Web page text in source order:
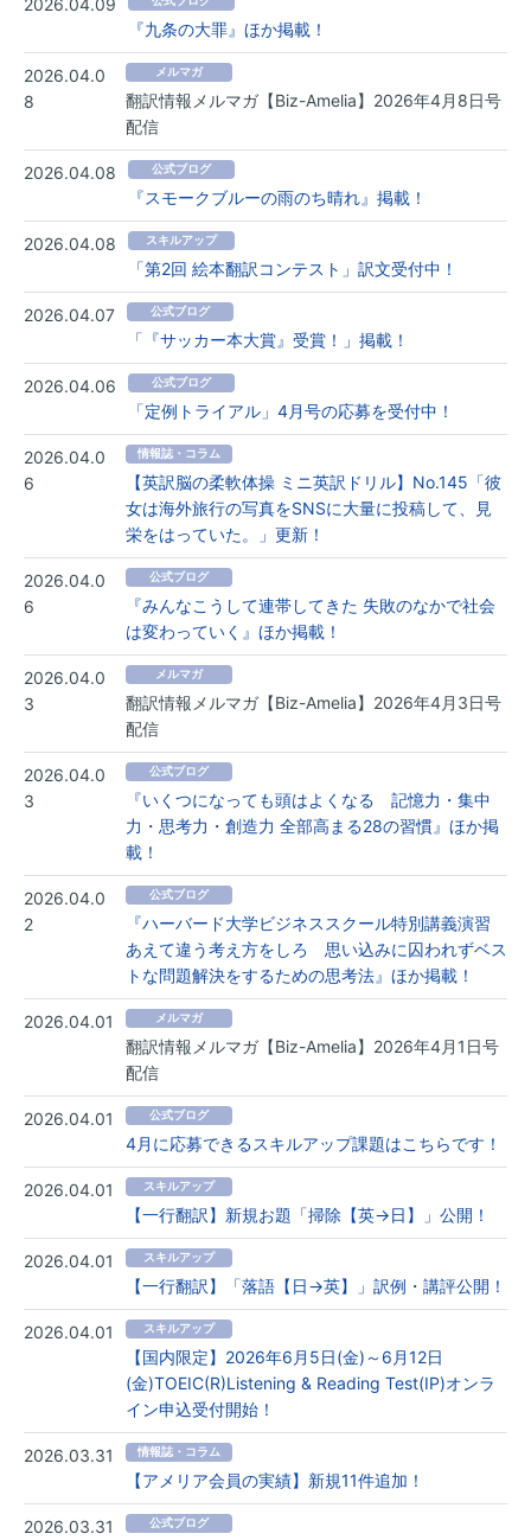
2026.04.09
『九条の大罪』ほか掲載！
2026.04.0
8
メルマガ
翻訳情報メルマガ【Biz-Amelia】2026年4月8日号
配信
2026.04.08 公式ブログ
『スモークブルーの雨のち晴れ』掲載！
2026.04.08 スキルアップ
「第2回 絵本翻訳コンテスト」訳文受付中！
2026.04.07 公式ブログ
「『サッカー本大賞』受賞！」掲載！
2026.04.06 公式ブログ
「定例トライアル」4月号の応募を受付中！
2026.04.0
6
情報誌・コラム
【英訳脳の柔軟体操 ミニ英訳ドリル】No.145「彼
女は海外旅行の写真をSNSに大量に投稿して、見
栄をはっていた。」更新！
2026.04.0
6
公式ブログ
『みんなこうして連帯してきた 失敗のなかで社会
は変わっていく』ほか掲載！
2026.04.0
3
メルマガ
翻訳情報メルマガ【Biz-Amelia】2026年4月3日号
配信
2026.04.0
3
公式ブログ
『いくつになっても頭はよくなる 記憶力・集中
力・思考力・創造力 全部高まる28の習慣』ほか掲
載！
2026.04.0
2
公式ブログ
『ハーバード大学ビジネススクール特別講義演習
あえて違う考え方をしろ 思い込みに囚われずベス
トな問題解決をするための思考法』ほか掲載！
2026.04.01 メルマガ
翻訳情報メルマガ【Biz-Amelia】2026年4月1日号
配信
2026.04.01 公式ブログ
4月に応募できるスキルアップ課題はこちらです！
2026.04.01 スキルアップ
【一行翻訳】新規お題「掃除【英→日】」公開！
2026.04.01 スキルアップ
【一行翻訳】「落語【日→英】」訳例・講評公開！
2026.04.01 スキルアップ
【国内限定】2026年6月5日(金)～6月12日
(金)TOEIC(R)Listening & Reading Test(IP)オンラ
イン申込受付開始！
2026.03.31 情報誌・コラム
【アメリア会員の実績】新規11件追加！
2026.03.31 公式ブログ